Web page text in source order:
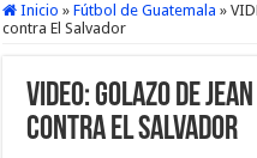
Inicio » Fútbol de Guatemala »
contra El Salvador
VIDEO: Golazo de
contra El Salvador